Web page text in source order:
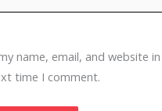
name, email, and website
time I comment.